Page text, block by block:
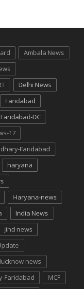
Ambala News
Delhi News
Faridabad
Faridabad-DC
17
Faridabad
haryana
Haryana-news
India News
jind news
lucknow news
Faridabad MCF